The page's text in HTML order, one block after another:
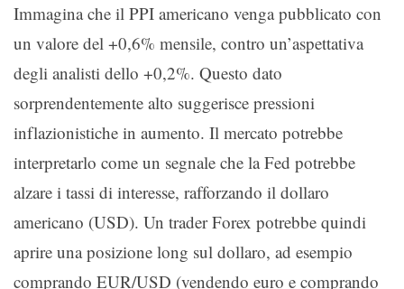
Immagina che il PPI americano venga pubblicato con
un valore del +0,6% mensile, contro un’aspettativa
degli analisti dello +0,2%. Questo dato
sorprendentemente alto suggerisce pressioni
inflazionistiche in aumento. Il mercato potrebbe
interpretarlo come un segnale che la Fed potrebbe
alzare i tassi di interesse, rafforzando il dollaro
americano (USD). Un trader Forex potrebbe quindi
aprire una posizione long sul dollaro, ad esempio
comprando EUR/USD (vendendo euro e comprando